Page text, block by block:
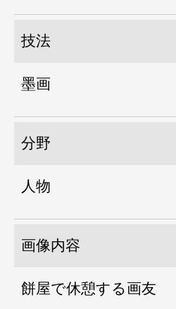
技法
墨画
分野
人物
画像内容
餅屋で休憩する画友